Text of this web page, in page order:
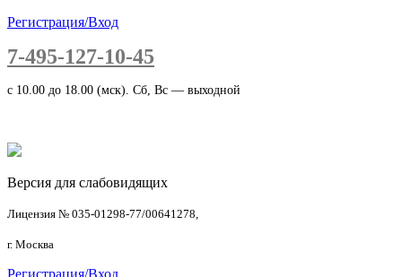
Регистрация/Вход
7-495-127-10-45
c 10.00 до 18.00 (мск). Сб, Вс — выходной
Версия для слабовидящих
Лицензия № 035-01298-77/00641278,
г. Москва
Регистрация/Вход